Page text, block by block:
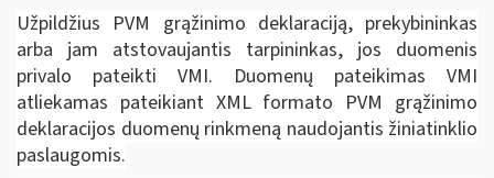
Užpildžius PVM grąžinimo deklaraciją, prekybininkas
arba jam atstovaujantis tarpininkas, jos duomenis
privalo pateikti VMI. Duomenų pateikimas VMI
atliekamas pateikiant XML formato PVM grąžinimo
deklaracijos duomenų rinkmeną naudojantis žiniatinklio
paslaugomis.